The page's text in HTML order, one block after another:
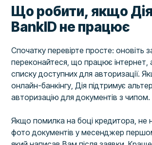
Що робити, якщо
BankID не працює
Спочатку перевірте просте: оновіть
переконайтеся, що працює інтернет,
списку доступних для авторизації.
онлайн-банкінгу, Дія підтримує
авторизацію для документів з чипом.
Якщо помилка на боці кредитора, не
фото документів у месенджер